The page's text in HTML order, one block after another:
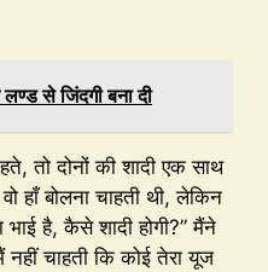
से जिंदगी बना दी
तो दोनों की शादी एक साथ
हाँ बोलना चाहती थी, लेकिन
भाई है, कैसे शादी होगी?” मैंने
चाहती कि कोई तेरा यूज